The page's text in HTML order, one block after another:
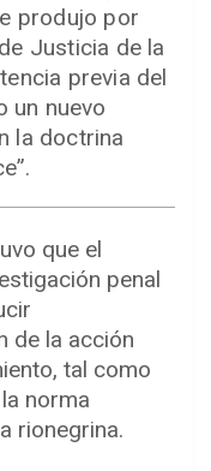
produjo por
Justicia de la
previa del
un nuevo
la doctrina
que el
penal
de la acción
tal como
norma
rionegrina.